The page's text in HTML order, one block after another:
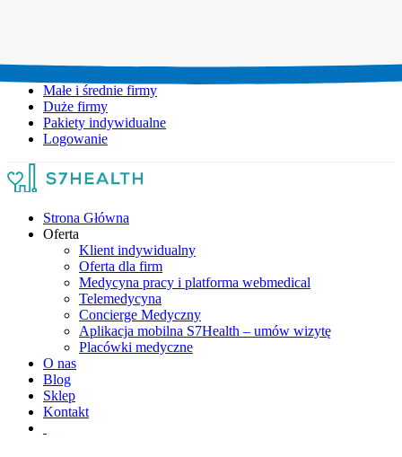
Małe i średnie firmy
Duże firmy
Pakiety indywidualne
Logowanie
Strona Główna
Oferta
Klient indywidualny
Oferta dla firm
Medycyna pracy i platforma webmedical
Telemedycyna
Concierge Medyczny
Aplikacja mobilna S7Health – umów wizytę
Placówki medyczne
O nas
Blog
Sklep
Kontakt